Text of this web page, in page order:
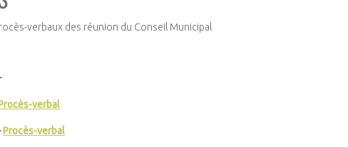
verbaux des réunion du Conseil Municipal
verbal
Procès-verbal